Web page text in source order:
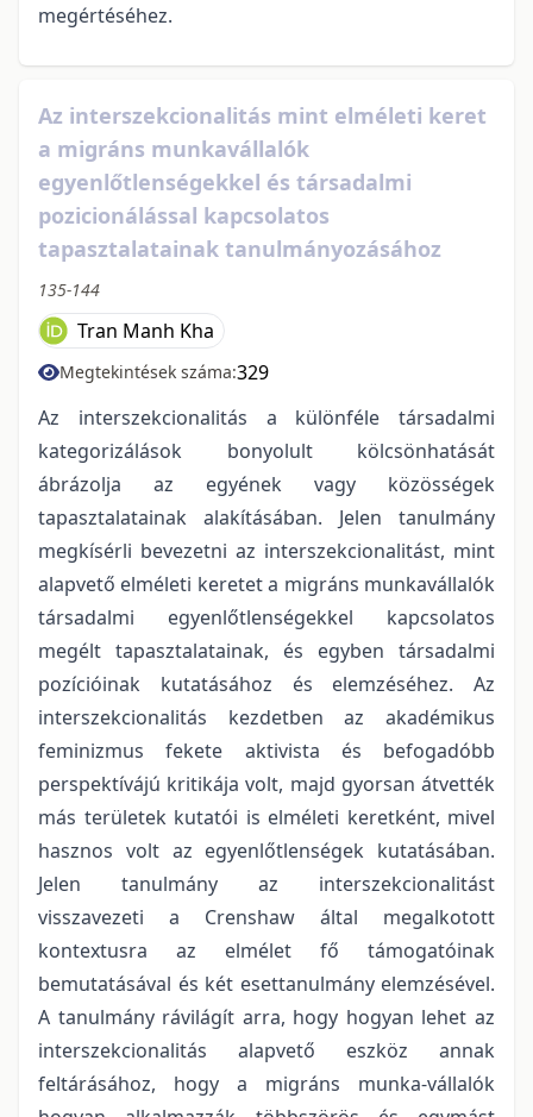
megértéséhez.
Az interszekcionalitás mint elméleti keret
a migráns munkavállalók
egyenlőtlenségekkel és társadalmi
pozicionálással kapcsolatos
tapasztalatainak tanulmányozásához
135-144
Tran Manh Kha
Megtekintések száma:329
Az interszekcionalitás a különféle társadalmi
kategorizálások bonyolult kölcsönhatását
ábrázolja az egyének vagy közösségek
tapasztalatainak alakításában. Jelen tanulmány
megkísérli bevezetni az interszekcionalitást, mint
alapvető elméleti keretet a migráns munkavállalók
társadalmi egyenlőtlenségekkel kapcsolatos
megélt tapasztalatainak, és egyben társadalmi
pozícióinak kutatásához és elemzéséhez. Az
interszekcionalitás kezdetben az akadémikus
feminizmus fekete aktivista és befogadóbb
perspektívájú kritikája volt, majd gyorsan átvették
más területek kutatói is elméleti keretként, mivel
hasznos volt az egyenlőtlenségek kutatásában.
Jelen tanulmány az interszekcionalitást
visszavezeti a Crenshaw által megalkotott
kontextusra az elmélet fő támogatóinak
bemutatásával és két esettanulmány elemzésével.
A tanulmány rávilágít arra, hogy hogyan lehet az
interszekcionalitás alapvető eszköz annak
feltárásához, hogy a migráns munka-vállalók